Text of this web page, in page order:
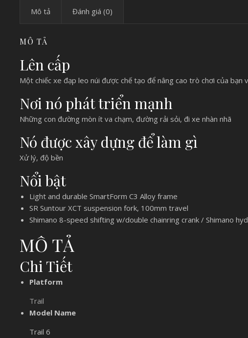
Mô tả Đánh giá (0)
MÔ TẢ
Lên cấp
Một chiếc xe đạp leo núi được chế tạo để nâng cao trò chơi của
Nơi nó phát triển mạnh
Những con đường mòn ít va chạm, đường rải sỏi, đi xe nhàn nhã
Nó được xây dựng để làm gì
Xử lý, độ bền
Nổi bật
Light and durable SmartForm C3 Alloy frame
SR Suntour XCT suspension fork, 100mm travel
Shimano 8-speed shifting w/double chainring crank / Shimano
MÔ TẢ
Chi Tiết
Platform
Trail
Model Name
Trail 6